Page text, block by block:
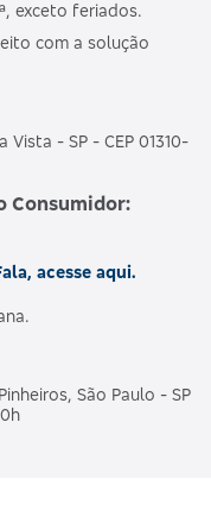
exceto feriados.
com a solução
Vista - SP - CEP 01310-
Consumidor:
acesse aqui.
São Paulo - SP